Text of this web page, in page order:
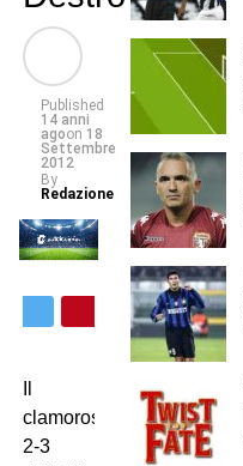
Published
14 anni
agoon 18
Settembre
2012
By
Redazione
clamoroso
2-3